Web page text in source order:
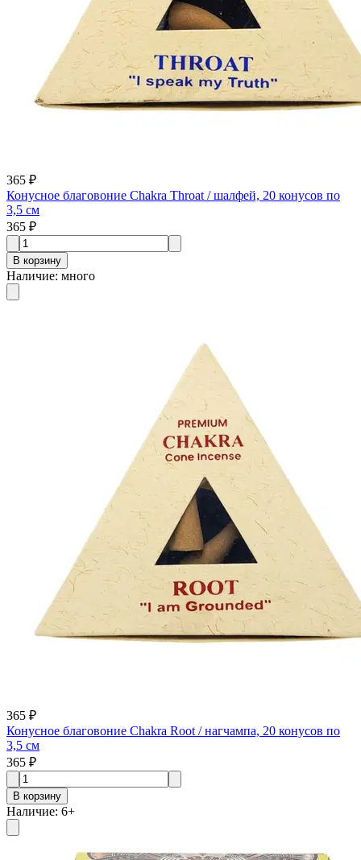
365 ₽
Конусное благовоние Chakra Throat / шалфей, 20 конусов по
3,5 см
365 ₽
В корзину
Наличие: много
365 ₽
Конусное благовоние Chakra Root / нагчампа, 20 конусов по
3,5 см
365 ₽
В корзину
Наличие: 6+